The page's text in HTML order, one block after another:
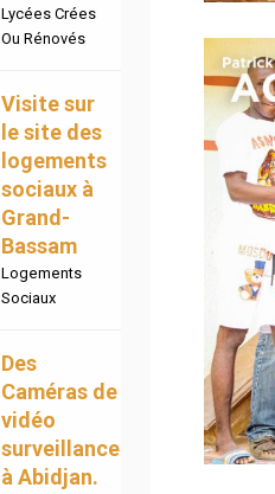
Lycées Crées
Ou Rénovés
Visite sur
le site des
logements
sociaux à
Grand-
Bassam
Logements
Sociaux
Des
Caméras de
vidéo
surveillance
à Abidjan.